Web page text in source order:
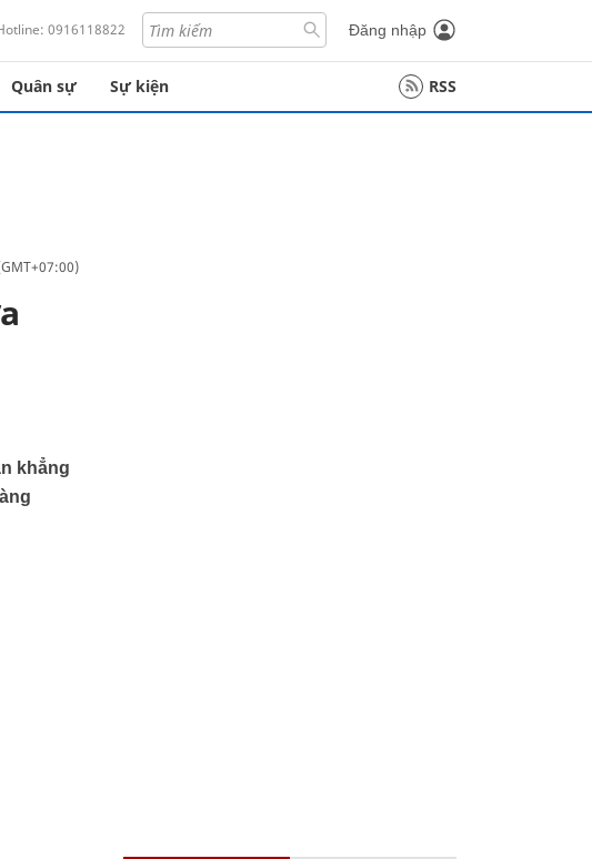
0916118822 Đăng nhập
Quân sự Sự kiện RSS
khẳng